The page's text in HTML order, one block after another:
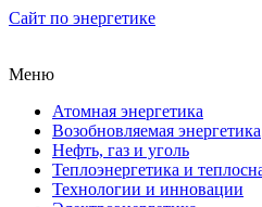
Сайт по энергетике
Меню
Атомная энергетика
Возобновляемая энергетика
Нефть, газ и уголь
Теплоэнергетика и
Технологии и инновации